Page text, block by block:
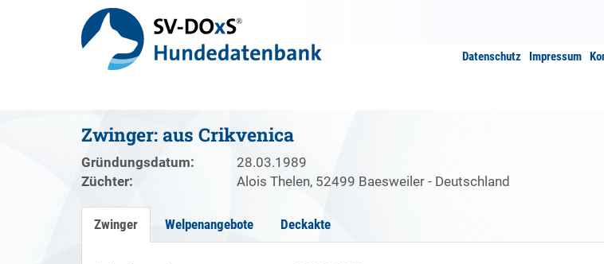
Datenschutz Impressum
Zwinger: aus Crikvenica
Gründungsdatum:
28.03.1989
Züchter:
Alois Thelen, 52499 Baesweiler - Deutschland
Zwinger Welpenangebote Deckakte